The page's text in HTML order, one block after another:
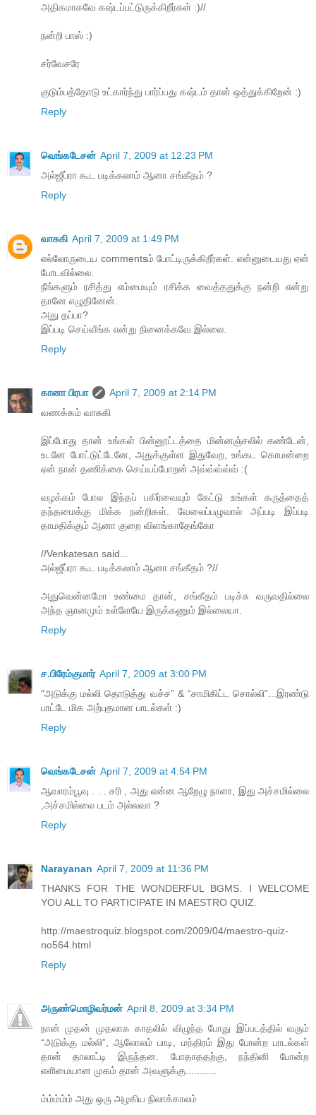
அதிகமாகவே கஷ்டப்பட்டுருக்கிறீர்கள் :)//
நன்றி பாஸ் :)
சர்வேசரே
குடும்பத்தோடு உட்கார்ந்து பார்ப்பது கஷ்டம் தான் ஒத்துக்கிறேன் :)
Reply
வெங்கடேசன் April 7, 2009 at 12:23 PM
அல்ஜீப்ரா கூட படிக்கலாம் ஆனா சங்கீதம் ?
Reply
வாசுகி April 7, 2009 at 1:49 PM
எல்லோருடைய commentsம் போட்டிருக்கிறீர்கள். என்னுடையது ஏன்
போடவில்லை.
நீங்களும் ரசித்து எம்மையும் ரசிக்க வைத்ததுக்கு நன்றி என்று
தானே எழுதினேன்.
அது தப்பா?
இப்படி செய்வீங்க என்று நினைக்கவே இல்லை.
Reply
கானா பிரபா
April 7, 2009 at 2:14 PM
வணக்கம் வாசுகி
இப்போது தான் உங்கள் பின்னூட்டத்தை மின்னஞ்சலில் கண்டேன்,
உடனே போட்டுட்டேனே, அதுக்குள்ள இதுவேற, உங்கட கொமன்றை
ஏன் நான் தணிக்கை செய்யப்போறன் அவ்வ்வ்வ்வ் :(
வழக்கம் போல இந்தப் பகிர்வையும் கேட்டு உங்கள் கருத்தைத்
தந்தமைக்கு மிக்க நன்றிகள். வேலைப்பழுவால் அப்படி இப்படி
தாமதிக்கும் ஆனா குறை விளங்காதேங்கோ
//Venkatesan said...
அல்ஜீப்ரா கூட படிக்கலாம் ஆனா சங்கீதம் ?//
அதுவென்னமோ உண்மை தான், சங்கீதம் படிச்சு வருவதில்லை
அந்த ஞானமும் உள்ளேயே இருக்கணும் இல்லையா.
Reply
ச.பிரேம்குமார் April 7, 2009 at 3:00 PM
"அடுக்கு மல்லி தொடுத்து வச்ச” & “சாமிகிட்ட சொல்லி”...இரண்டு
பாட்டே மிக அற்புதமான பாடல்கள் :)
Reply
வெங்கடேசன் April 7, 2009 at 4:54 PM
ஆவாரம்பூவு . . . சரி , அது என்ன ஆறேழு நாளா, இது அச்சமில்லை
,அச்சமில்லை படம் அல்லவா ?
Reply
Narayanan April 7, 2009 at 11:36 PM
THANKS FOR THE WONDERFUL BGMS. I WELCOME
YOU ALL TO PARTICIPATE IN MAESTRO QUIZ.
http://maestroquiz.blogspot.com/2009/04/maestro-quiz-
no564.html
Reply
அருண்மொழிவர்மன் April 8, 2009 at 3:34 PM
நான் முதன் முதலாக காதலில் விழுந்த போது இப்படத்தில் வரும்
“அடுக்கு மல்லி”, ஆலோலம் பாடி, மந்திரம் இது போன்ற பாடல்கள்
தான் தாலாட்டி இருந்தன. போதாததற்கு, நந்தினி போன்ற
எளிமையான முகம் தான் அவளுக்கு...........
ம்ம்ம்ம்ம் அது ஒரு அழகிய நிலாக்காலம்